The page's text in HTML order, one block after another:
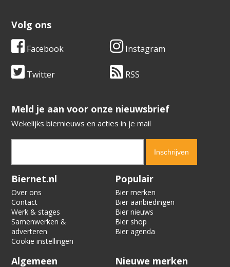
Volg ons
Facebook Instagram
Twitter RSS
​​​​​​​Meld je aan voor onze nieuwsbrief
Wekelijks biernieuws en acties in je mail
Verification code:
Biernet.nl
Over ons
Contact
Werk & stages
Samenwerken &
adverteren
Cookie instellingen
Populair
Bier merken
Bier aanbiedingen
Bier nieuws
Bier shop
Bier agenda
Algemeen Nieuwe merken